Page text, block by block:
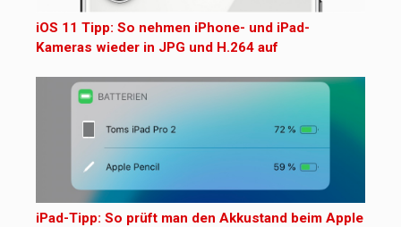
iOS 11 Tipp: So nehmen iPhone- und iPad-
Kameras wieder in JPG und H.264 auf
iPad-Tipp: So prüft man den Akkustand beim Apple